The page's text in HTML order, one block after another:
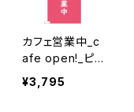
カフェ営業中_c
afe open!_ピン
ク のぼり旗
¥3,795